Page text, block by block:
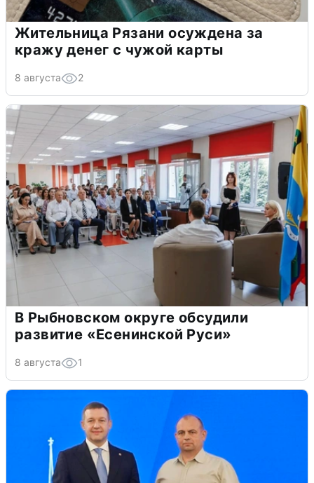
Жительница Рязани осуждена за
кражу денег с чужой карты
8 августа 2
В Рыбновском округе обсудили
развитие «Есенинской Руси»
8 августа 1